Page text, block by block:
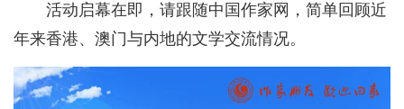
活动启幕在即，请跟随中国作家网，简单回顾近
年来香港、澳门与内地的文学交流情况。